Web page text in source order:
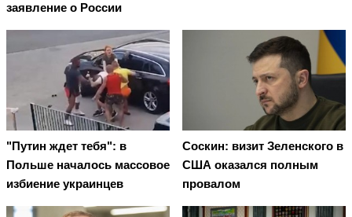
заявление о России
"Путин ждет тебя": в
Польше началось массовое
избиение украинцев
Соскин: визит Зеленского в
США оказался полным
провалом